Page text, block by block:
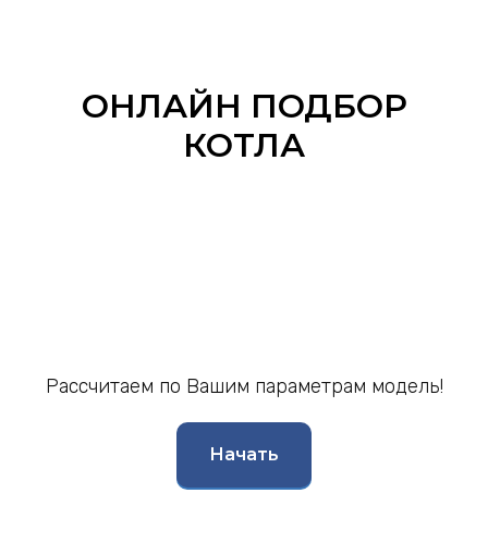
ОНЛАЙН ПОДБОР
КОТЛА
Рассчитаем по Вашим параметрам модель!
Начать